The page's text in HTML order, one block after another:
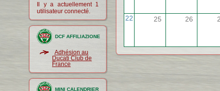
Il y a actuellement 1
utilisateur connecté.
DCF AFFILIAZIONE
Adhésion au
Ducati Club de
France
MINI CALENDRIER
22 25 26